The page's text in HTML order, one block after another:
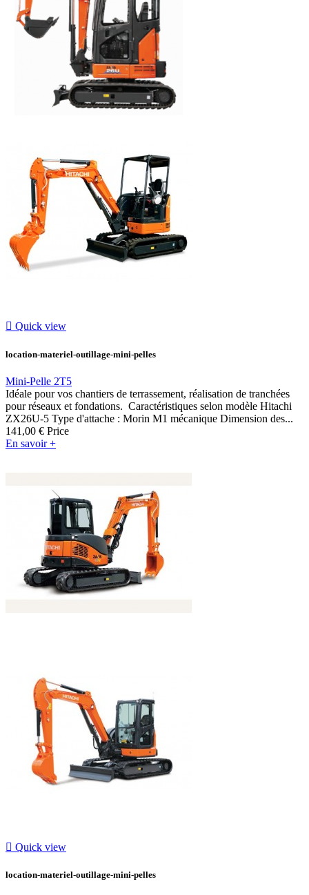
 Quick view
location-materiel-outillage-mini-pelles
Mini-Pelle 2T5
Idéale pour vos chantiers de terrassement, réalisation de tranchées
pour réseaux et fondations. Caractéristiques selon modèle Hitachi
ZX26U-5 Type d'attache : Morin M1 mécanique Dimension des...
141,00 € Price
En savoir +
 Quick view
location-materiel-outillage-mini-pelles